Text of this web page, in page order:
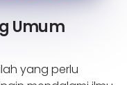
Umum
yang perlu